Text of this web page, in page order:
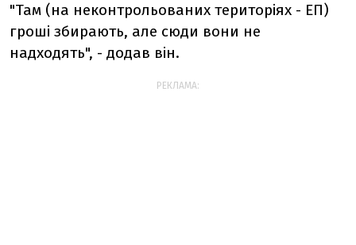
"Там (на неконтрольованих територіях - ЕП)
гроші збирають, але сюди вони не
надходять", - додав він.
РЕКЛАМА: